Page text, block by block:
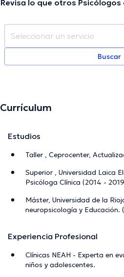
Revisa lo que otros
Buscar
Currículum
Estudios
Taller , Ceprocenter,
Superior , Universidad Laica
Psicóloga Clínica (2014 -
Máster, Universidad de la
neuropsicología y Educación.
Experiencia Profesional
Clínicas NEAH - Experta en
niños y adolescentes.